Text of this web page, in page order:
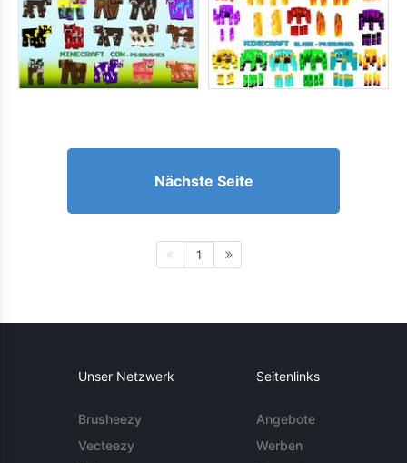
Nächste Seite
1
Unser Netzwerk
Brusheezy
Vecteezy
Seitenlinks
Angebote
Werben